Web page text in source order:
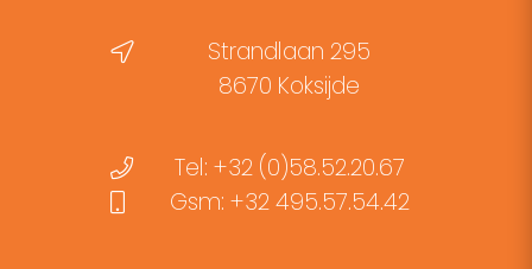
Strandlaan 295
8670 Koksijde
Tel: +32 (0)58.52.20.67
Gsm: +32 495.57.54.42